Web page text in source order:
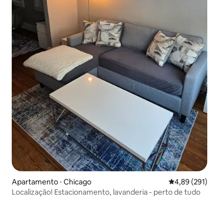
Apartamento ⋅ Chicago 4,89 de uma
4,89 (291)
Localização! Estacionamento, lavanderia - perto de tudo